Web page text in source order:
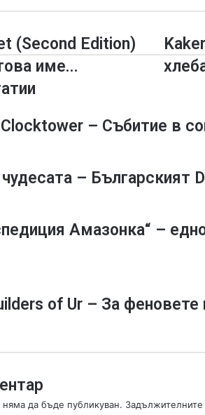
(Second Edition)
име...
K
a
k
a
l
a
а
х
б
а
– Събитие в
– Българският
Амазонка“ –
of Ur – За феновете
да бъде публикуван. Задължителните